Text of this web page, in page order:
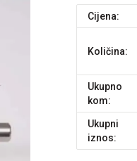
Cijena:
Količina:
Ukupno
kom:
Ukupni
iznos: